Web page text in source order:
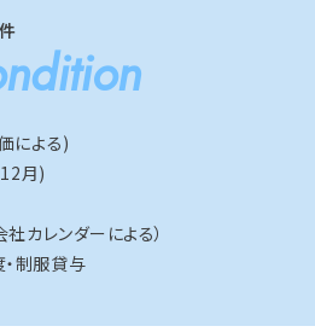
による)
月)
カレンダーによる）
制服貸与